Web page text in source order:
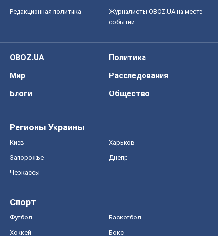
Редакционная политика
Журналисты OBOZ.UA на месте
событий
OBOZ.UA
Политика
Мир
Расследования
Блоги
Общество
Регионы Украины
Киев Харьков
Запорожье Днепр
Черкассы
Спорт
Футбол Баскетбол
Хоккей Бокс